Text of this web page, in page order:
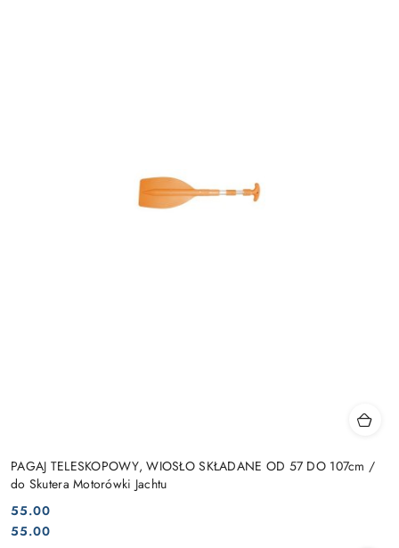
PAGAJ TELESKOPOWY, WIOSŁO SKŁADANE OD 57 DO 107cm /
do Skutera Motorówki Jachtu
Cena:
55.00
Cena:
55.00